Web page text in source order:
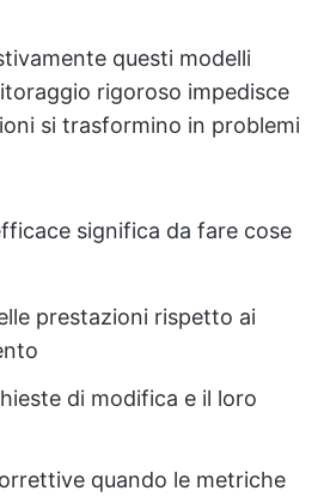
questi modelli
rigoroso impedisce
si trasformino in problemi
significa da fare cose
prestazioni rispetto ai
di modifica e il loro
quando le metriche